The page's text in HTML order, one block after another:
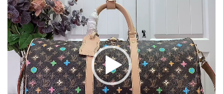
ル
50
チ
ョ
画
プ
レ
ー
ヤ